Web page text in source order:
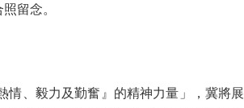
留念。
、毅力及勤奮』的精神力量」，冀將展